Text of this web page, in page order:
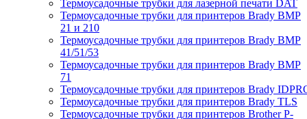
Термоусадочные трубки для лазерной печати DAT
Термоусадочные трубки для принтеров Brady BMP
21 и 210
Термоусадочные трубки для принтеров Brady BMP
41/51/53
Термоусадочные трубки для принтеров Brady BMP
71
Термоусадочные трубки для принтеров Brady
Термоусадочные трубки для принтеров Brady TLS
Термоусадочные трубки для принтеров Brother P-